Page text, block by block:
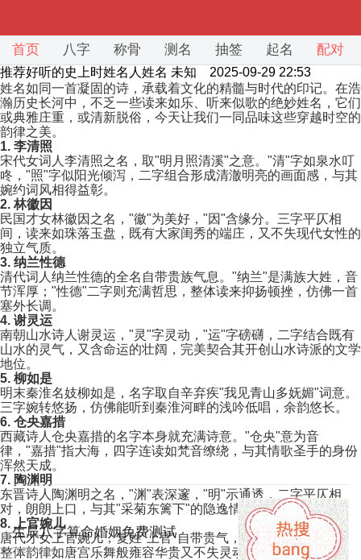
首页 八字 称骨 测名 抽签 起名 配对
推荐好听的史上时姓名人姓名 未知 2025-09-29 22:53
姓名如同一首凝固的诗，承载着文化的精髓与时代的印记。在浩
瀚历史长河中，不乏一些读来如乐、听来似歌的绝妙姓名，它们
或典雅庄重，或清新脱俗，今天让我们一同品味这些穿越时空的
韵律之美。
1. 李清照
宋代女词人李清照之名，取"明月照清溪"之意。"清"字如泉水叮
咚，"照"字似阳光倾泻，二字组合形成清澈明亮的画面感，与其
婉约词风相得益彰。
2. 林徽因
民国才女林徽因之名，"徽"为美好，"因"含缘分。三字平仄相
间，读来如珠落玉盘，既有大家闺秀的端庄，又不失现代女性的
独立气质。
3. 纳兰性德
清代词人纳兰性德的全名自带贵族气息。"纳兰"是满族大姓，音
节浑厚；"性德"二字则充满哲思，整体读来抑扬顿挫，仿佛一首
塞外长调。
4. 谢灵运
南朝山水诗人谢灵运，"灵"字灵动，"运"字磅礴，二字结合既有
山水的灵气，又含命运的壮阔，完美契合其开创山水诗派的文学
地位。
5. 柳如是
明末秦淮名妓柳如是，名字取自辛弃疾"我见青山多妩媚"词意。
三字婉转悠扬，仿佛能听到秦淮河畔的浅吟低唱，余韵悠长。
6. 仓央嘉措
西藏诗人仓央嘉措的名字本身就充满诗意。"仓央"意为音
律，"嘉措"指大海，四字连读如梵音缭绕，与其情歌圣手的身份
浑然天成。
7. 陶渊明
东晋诗人陶渊明之名，"渊"表深邃，"明"示通透，二字平仄相
对，朗朗上口，与其"采菊东篱下"的隐逸情怀高度契合。
8. 上官婉儿
唐代才女上官婉儿，复姓"上官"自带贵气，配以"婉儿"的温柔，
整体韵律如唐宫乐舞般雍容华贵又不失灵动。
生辰八字算命婚姻免费测试
2026-08-04